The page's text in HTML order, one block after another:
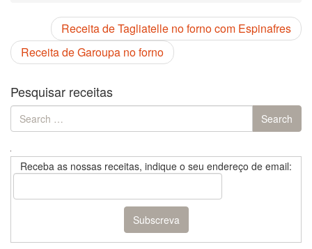
Receita de Tagliatelle no forno com Espinafres
Receita de Garoupa no forno
Pesquisar receitas
Search
for:
Search
Receba as nossas receitas, indique o seu endereço de email: